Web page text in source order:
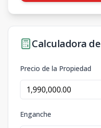
Calculadora
Precio de la Propiedad
Enganche